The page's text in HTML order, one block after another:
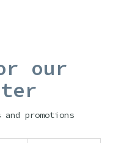
our
promotions